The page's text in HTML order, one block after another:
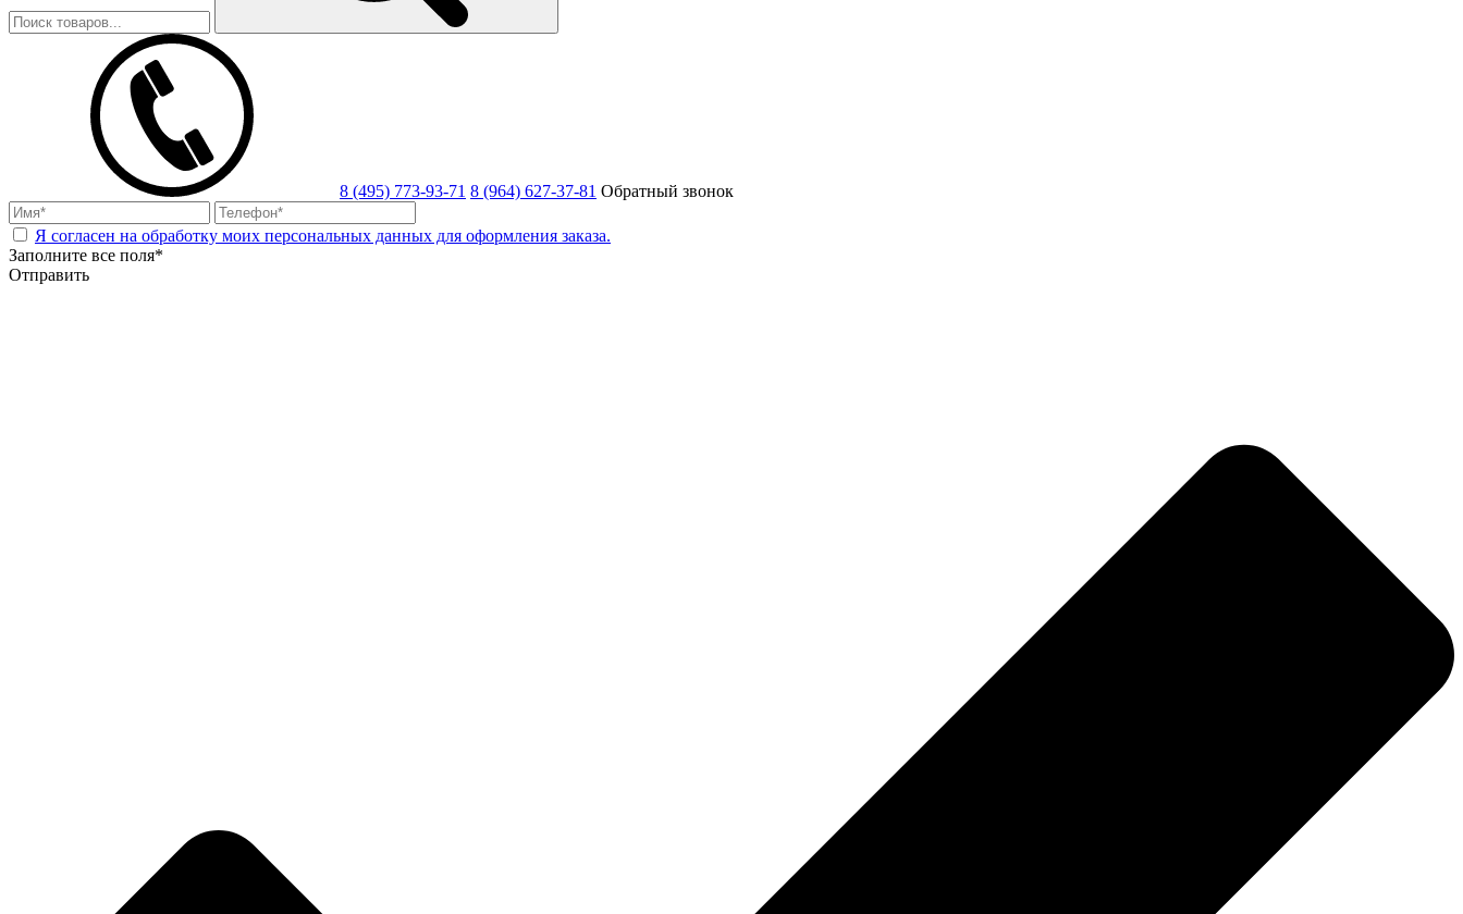
8 (495) 773-93-71 8 (964) 627-37-81 Обратный звонок
Я согласен на обработку моих персональных данных для оформления заказа.
Заполните все поля*
Отправить